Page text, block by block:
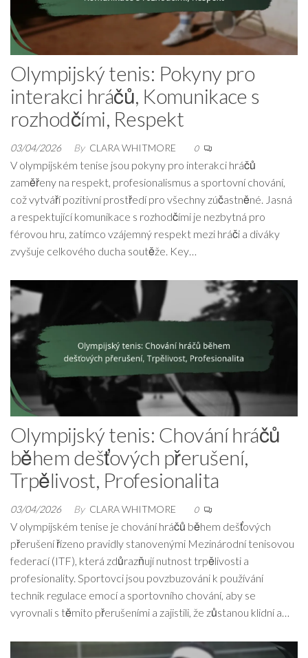
Olympijský tenis: Pokyny pro
interakci hráčů, Komunikace s
rozhodčími, Respekt
03/04/2026 By CLARA WHITMORE 0
V olympijském tenise jsou pokyny pro interakci hráčů
zaměřeny na respekt, profesionalismus a sportovní chování,
což vytváří pozitivní prostředí pro všechny zúčastněné. Jasná
a respektující komunikace s rozhodčími je nezbytná pro
férovou hru, zatímco vzájemný respekt mezi hráči a diváky
zvyšuje celkového ducha soutěže. Key…
Olympijský tenis: Chování hráčů
během dešťových přerušení,
Trpělivost, Profesionalita
03/04/2026 By CLARA WHITMORE 0
V olympijském tenise je chování hráčů během dešťových
přerušení řízeno pravidly stanovenými Mezinárodní tenisovou
federací (ITF), která zdůrazňují nutnost trpělivosti a
profesionality. Sportovci jsou povzbuzováni k používání
technik regulace emocí a sportovního chování, aby se
vyrovnali s těmito přerušeními a zajistili, že zůstanou klidní a…